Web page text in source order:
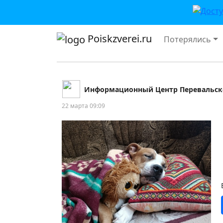
Poiskzverei.ru Потерялись
Информационный Центр
22 марта 09:09